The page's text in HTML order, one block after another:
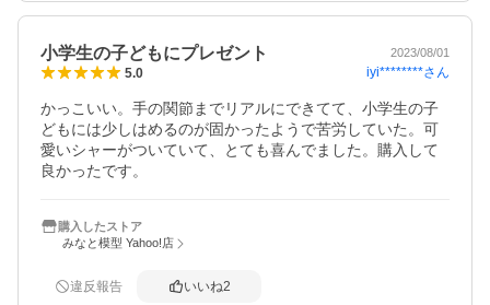
小学生の子どもにプレゼント 2023/08/01
5.0 iyi********さん
かっこいい。手の関節までリアルにできてて、小学生の子
どもには少しはめるのが固かったようで苦労していた。可
愛いシャーがついていて、とても喜んでました。購入して
良かったです。
購入したストア
みなと模型 Yahoo!店
違反報告 いいね2